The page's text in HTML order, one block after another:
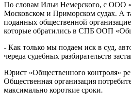
По словам Ильи Немерского, с ООО
Московском и Приморском судах. А
поданных общественной
которые обратились в СПБ ООП
- Как только мы подаем иск в суд,
череда судебных разбирательств
Юрист «Общественного контроля»
Общественная организация
максимально короткие сроки.